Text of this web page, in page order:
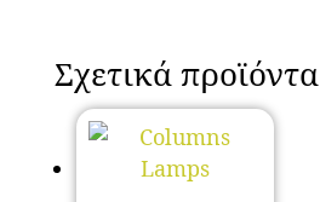
Σχετικά προϊόντα